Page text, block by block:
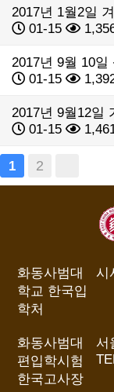
2017년 1월2일
01-15
2017년 9월 10일
01-15
2017년 9월12일
01-15
1 2
화동사범대
학교 한국입
학처
시
화동사범대
편입학시험
한국고사장
서